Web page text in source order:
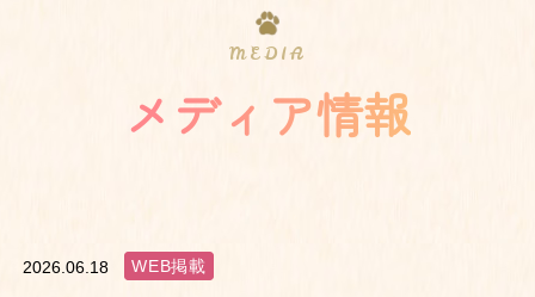
MEDIA
メディア情報
2026.06.18 WEB掲載